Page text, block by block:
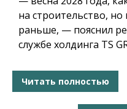
на строительство,
раньше, — пояснил
службе холдинга TS
Читать полностью